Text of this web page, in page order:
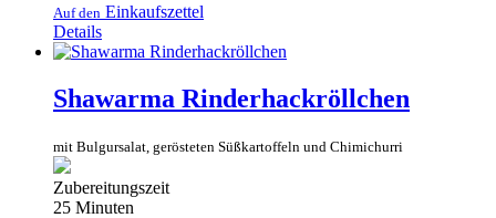
Auf den Einkaufszettel
Details
Shawarma Rinderhackröllchen
mit Bulgursalat, gerösteten Süßkartoffeln und Chimichurri
Zubereitungszeit
25 Minuten